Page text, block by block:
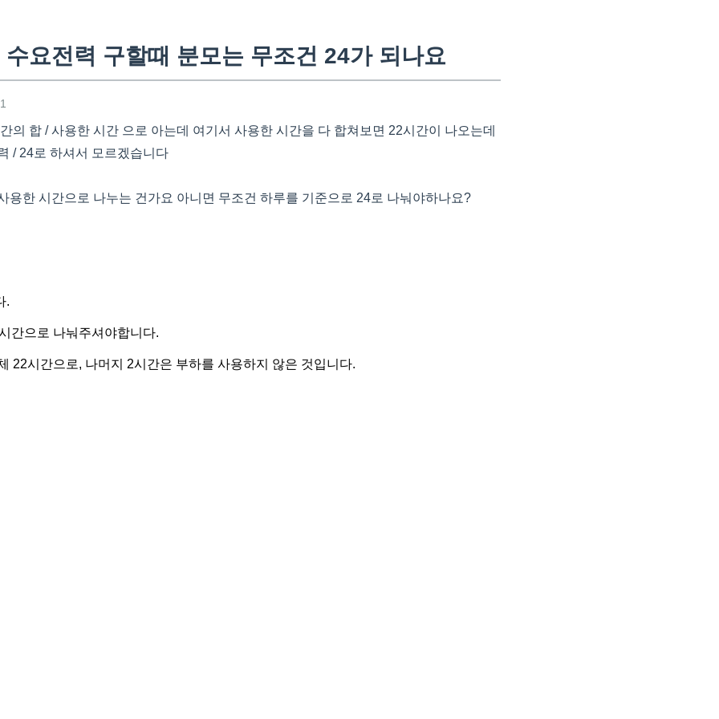
요전력 구할때 분모는 무조건 24가 되나요
의 합 / 사용한 시간 으로 아는데 여기서 사용한 시간을 다 합쳐보면 22시간이 나오는데
/ 24로 하셔서 모르겠습니다
용한 시간으로 나누는 건가요 아니면 무조건 하루를 기준으로 24로 나눠야하나요?
.
간으로 나눠주셔야합니다.
22시간으로, 나머지 2시간은 부하를 사용하지 않은 것입니다.